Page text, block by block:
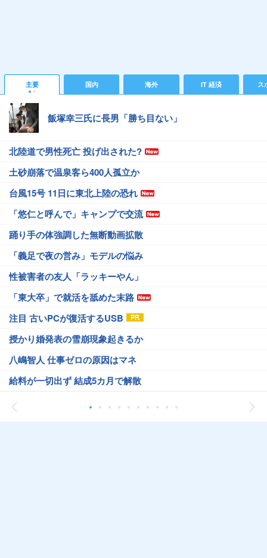
主要 国内 海外 IT 経済 ス
飯塚幸三氏に長男「勝ち目ない」
北陸道で男性死亡 投げ出された?
土砂崩落で温泉客ら400人孤立か
台風15号 11日に東北上陸の恐れ
「悠仁と呼んで」キャンプで交流
踊り手の体強調した無断動画拡散
「義足で夜の営み」モデルの悩み
性被害者の友人「ラッキーやん」
「東大卒」で就活を舐めた末路
注目 古いPCが復活するUSB
授かり婚発表の雪崩現象起きるか
八嶋智人 仕事ゼロの原因はマネ
給料が一切出ず 結成5カ月で解散